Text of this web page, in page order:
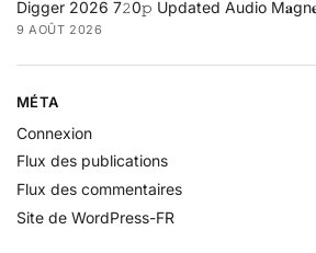
Digger 2026 7𝟸0𝚙 Updated Audio
9 AOÛT 2026
MÉTA
Connexion
Flux des publications
Flux des commentaires
Site de WordPress-FR